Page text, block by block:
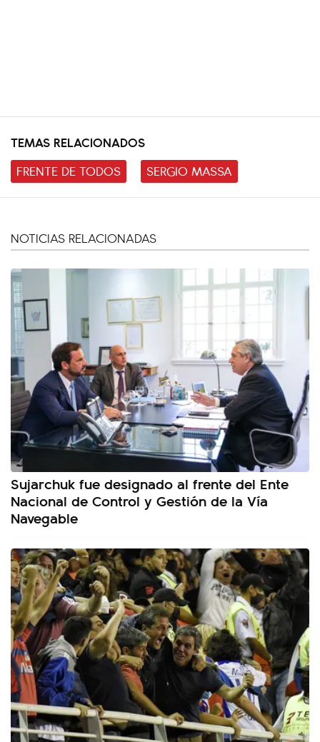
TEMAS RELACIONADOS
FRENTE DE TODOS
SERGIO MASSA
NOTICIAS RELACIONADAS
Sujarchuk fue designado al frente del Ente
Nacional de Control y Gestión de la Vía
Navegable